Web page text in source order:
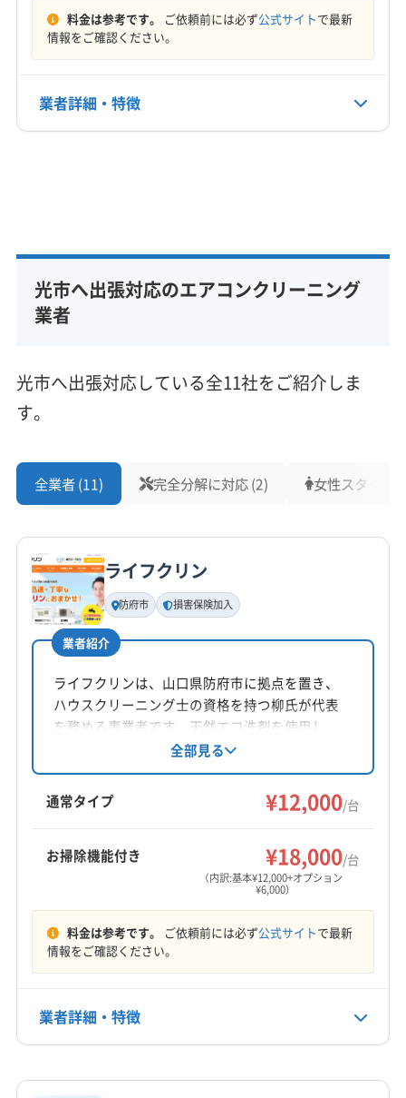
料金は参考です。 ご依頼前には必ず公式サイトで最新
情報をご確認ください。
業者詳細・特徴
所在地
山口県光市光井557-5
光市 下松市 周南市 柳井市
熊毛郡上関町
9:00〜18:00
不定休
電話番号
0120-811-803
公式HP
公式サイトを見る
光市へ出張対応のエアコンクリーニング
業者
光市へ出張対応している全11社をご紹介しま
す。
全業者 (11) 完全分解に対応 (2) 女性スタッフ
ライフクリン
防府市 損害保険加入
業者紹介
ライフクリンは、山口県防府市に拠点を置き、
ハウスクリーニング士の資格を持つ柳氏が代表
を務める事業者です。天然エコ洗剤を使用し、
エアコン内部を丁寧に洗浄。防カビ・抗菌コー
ティングにも対応しています。土日祝日も営業
し、損害保険加入済み。2台以上の依頼でお得な
割引があります。口コミ評価を重視し、改善に
全部見る
通常タイプ ¥12,000/台
お掃除機能付き ¥18,000/台
（内訳:基本¥12,000+オプション
¥6,000）
料金は参考です。 ご依頼前には必ず公式サイトで最新
情報をご確認ください。
業者詳細・特徴